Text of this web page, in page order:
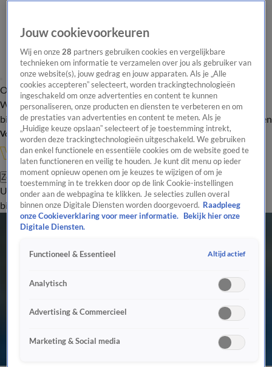
Overzicht Onze programma's Uitzendingen Onze gezichten
In de
WandelgangenInterviewsUitzending
bijwonenPodcastShopVeelgestelde vragenKijkersvraag insturen
Volg Vandaag Inside
Zoeken
UitzendingenVandaag InsideDe OranjezomerShopUitzending
bijwonen
Jouw cookievoorkeuren
Wij en onze28 partners gebruiken cookies en vergelijkbare
technieken om informatie te verzamelen over jou als gebruiker van
onze website(s), jouw gedrag en jouw apparaten. Als je „Alle
cookies accepteren” selecteert, worden trackingtechnologieën
ingeschakeld om onze advertenties en content te kunnen
personaliseren, onze producten en diensten te verbeteren en om
de prestaties van advertenties en content te meten. Als je
„Huidige keuze opslaan” selecteert of je toestemming intrekt,
worden deze trackingtechnologieën uitgeschakeld. We gebruiken
dan enkel functionele en essentiële cookies om de website goed te
laten functioneren en veilig te houden. Je kunt dit menu op ieder
moment opnieuw openen om je keuzes te wijzigen of om je
toestemming in te trekken door op de link Cookie-instellingen
onder aan de webpagina te klikken. Je selecties zullen overal
binnen onze Digitale Diensten worden doorgevoerd. Raadpleeg
onze Cookieverklaring voor meer informatie.
Bekijk hier onze
Digitale Diensten.
Functioneel & Essentieel Altijd actief
Analytisch
Advertising & Commercieel
Marketing & Social media